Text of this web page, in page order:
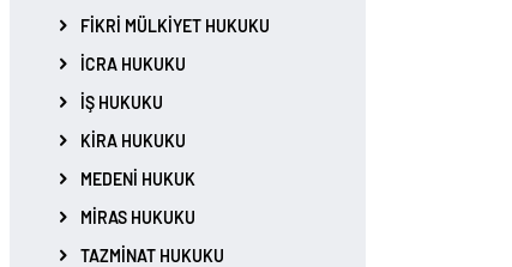
FIKRI MÜLKIYET HUKUKU
İCRA HUKUKU
İŞ HUKUKU
KIRA HUKUKU
MEDENI HUKUK
MIRAS HUKUKU
TAZMINAT HUKUKU